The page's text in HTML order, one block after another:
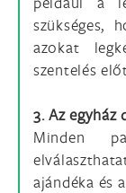
szükséges,
azokat
szentelés
3. Az
Minden
ajándéka és